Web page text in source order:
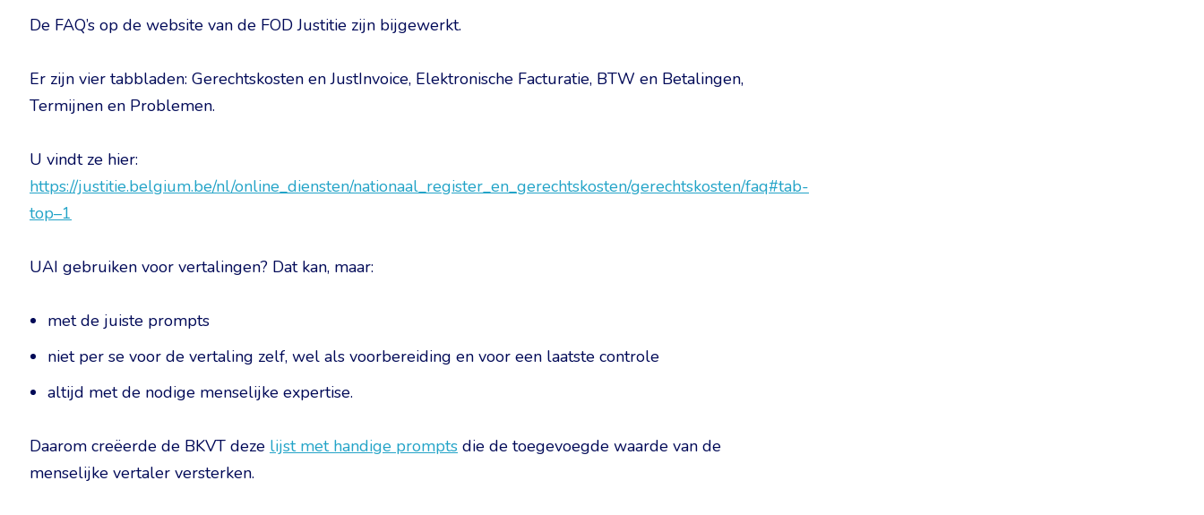
De FAQ’s op de website van de FOD Justitie zijn bijgewerkt.
Er zijn vier tabbladen: Gerechtskosten en JustInvoice, Elektronische Facturatie, BTW en Betalingen,
Termijnen en Problemen.
U vindt ze hier:
https://justitie.belgium.be/nl/online_diensten/nationaal_register_en_gerechtskosten/gerechtskosten/faq#tab-
top–1
UAI gebruiken voor vertalingen? Dat kan, maar:
met de juiste prompts
niet per se voor de vertaling zelf, wel als voorbereiding en voor een laatste controle
altijd met de nodige menselijke expertise.
Daarom creëerde de BKVT deze lijst met handige prompts die de toegevoegde waarde van de
menselijke vertaler versterken.